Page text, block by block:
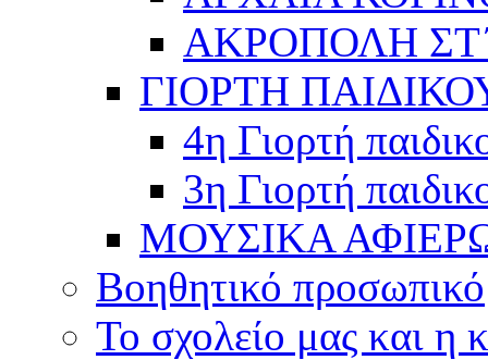
ΑΚΡΟΠΟΛΗ
ΓΙΟΡΤΗ
4η Γιορτή
3η Γιορτή
ΜΟΥΣΙΚΑ
Βοηθητικό προσωπικό
Το σχολείο μας και η